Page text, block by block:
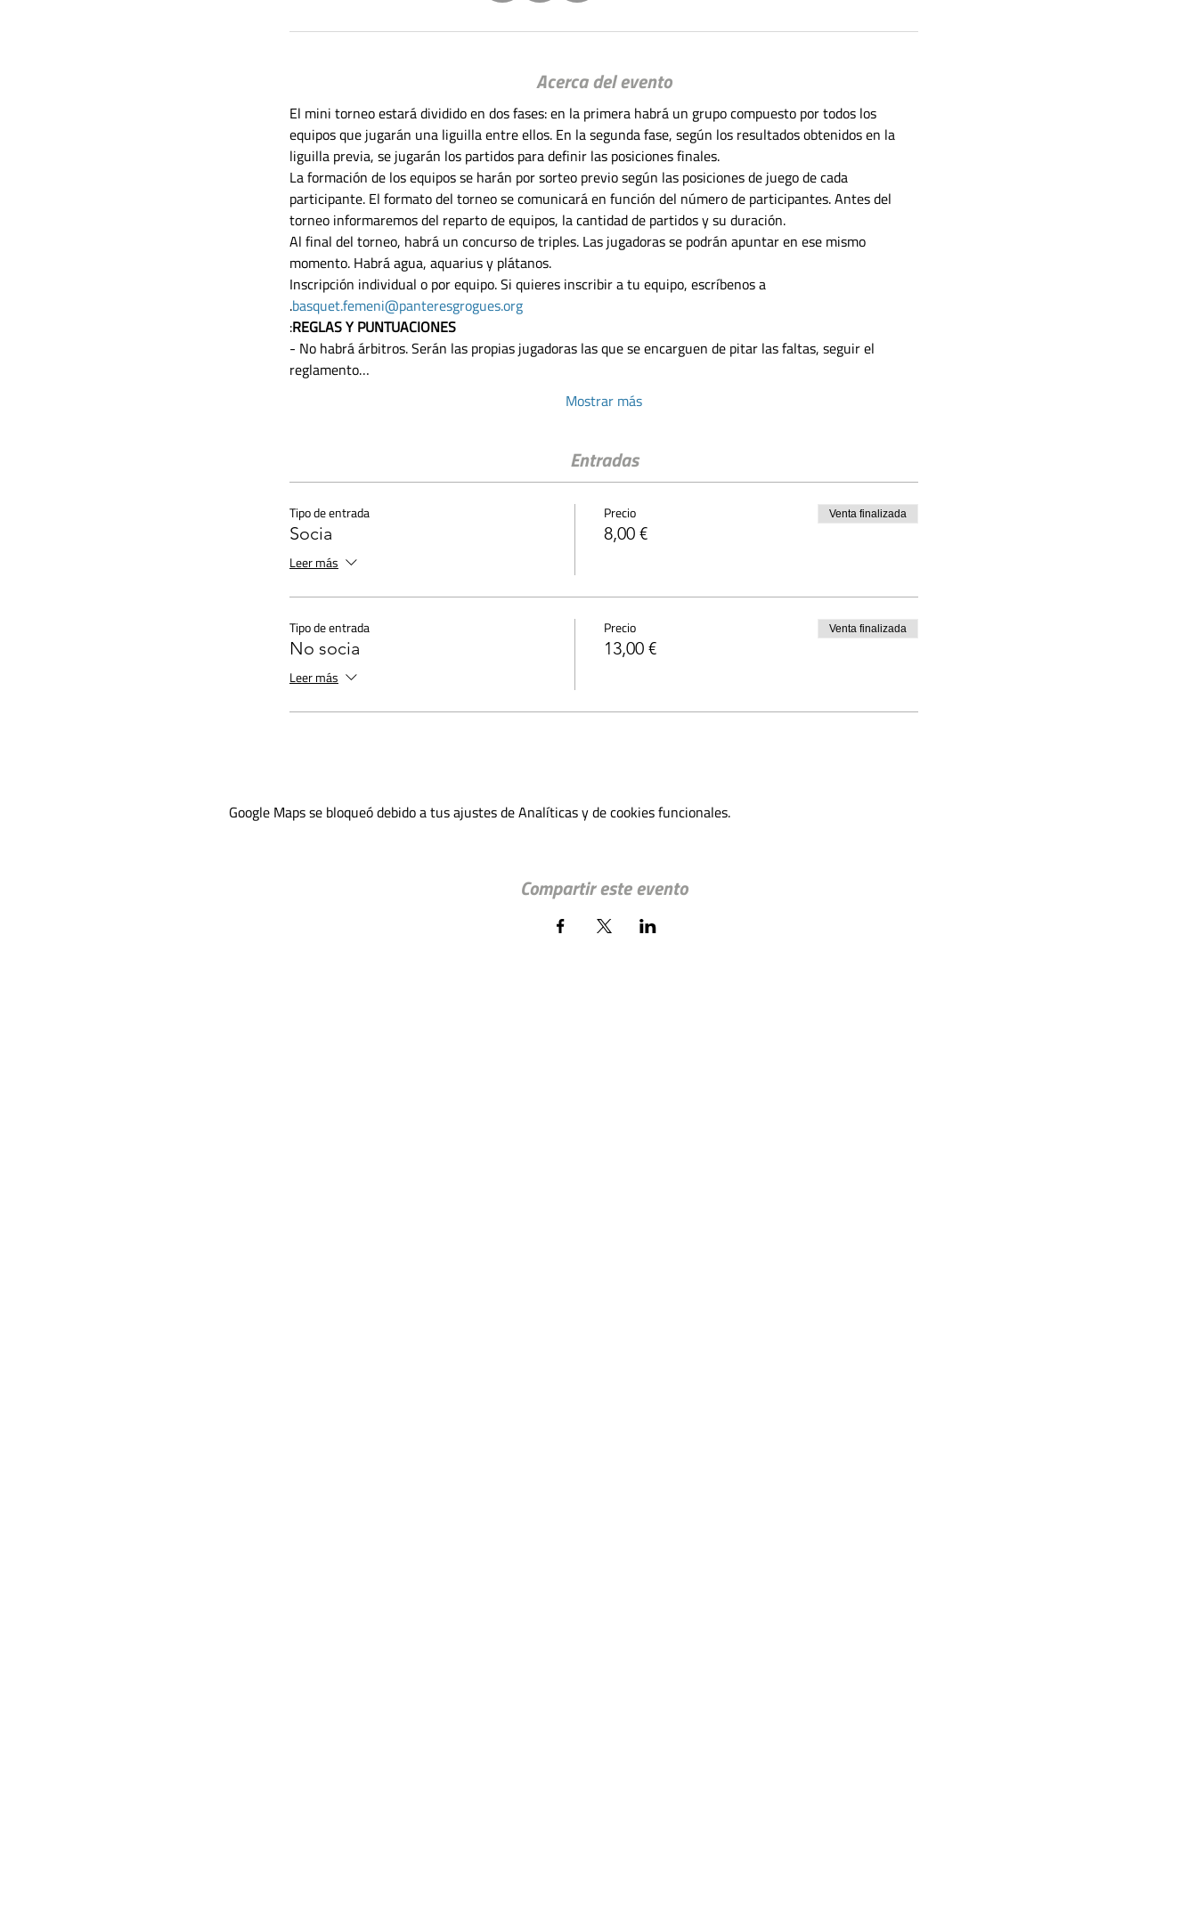
Acerca del evento
El mini torneo estará dividido en dos fases: en la primera habrá un grupo compuesto por todos los
equipos que jugarán una liguilla entre ellos. En la segunda fase, según los resultados obtenidos en la
liguilla previa, se jugarán los partidos para definir las posiciones finales.
La formación de los equipos se harán por sorteo previo según las posiciones de juego de cada
participante. El formato del torneo se comunicará en función del número de participantes. Antes del
torneo informaremos del reparto de equipos, la cantidad de partidos y su duración.
Al final del torneo, habrá un concurso de triples. Las jugadoras se podrán apuntar en ese mismo
momento. Habrá agua, aquarius y plátanos.
Inscripción individual o por equipo. Si quieres inscribir a tu equipo, escríbenos a
.basquet.femeni@panteresgrogues.org
:REGLAS Y PUNTUACIONES
- No habrá árbitros. Serán las propias jugadoras las que se encarguen de pitar las faltas, seguir el
reglamento…
Mostrar más
Entradas
Tipo de entrada
Socia
Leer más
Precio
8,00 €
Venta finalizada
Tipo de entrada
No socia
Leer más
Precio
13,00 €
Venta finalizada
Google Maps se bloqueó debido a tus ajustes de Analíticas y de cookies funcionales.
Compartir este evento